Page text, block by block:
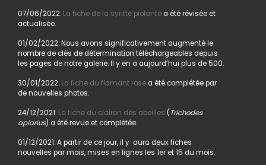
07/06/2022. La fiche de la syritte piolantea été révisée et
actualisée.
01/02/2022. Nous avons significativement augmenté le
nombre de clés de détermination téléchargeables depuis
les pages de notre galerie. Il y en a aujourd’hui plus de 500.
30/01/2022. La fiche du flamant rosea été complétée par
de nouvelles photos.
24/12/2021. La fiche du clairon des abeilles (Trichodes
apiarius) a été revue et complétée.
01/12/2021. A partir de ce jour, il y aura deux fiches
nouvelles par mois, mises en lignes les 1er et 15 du mois.